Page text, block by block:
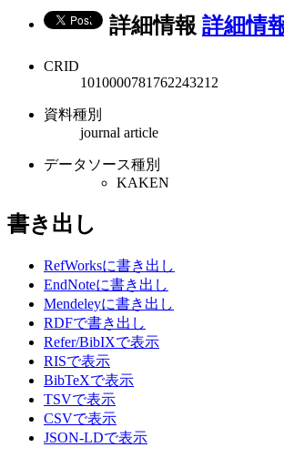
詳細情報 詳細情
CRID
1010000781762243212
資料種別
journal article
データソース種別
KAKEN
書き出し
RefWorksに書き出し
EndNoteに書き出し
Mendeleyに書き出し
RDFで書き出し
Refer/BibIXで表示
RISで表示
BibTeXで表示
TSVで表示
CSVで表示
JSON-LDで表示